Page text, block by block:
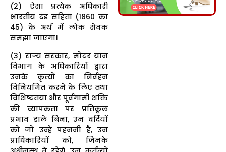
(2) ऐसा प्रत्येक अधिकारी
भारतीय दंड संहिता (1860 का
45) के अर्थ में लोक सेवक
समझा जाएगा।
(3) राज्य सरकार, मोटर यान
विभाग के अधिकारियों द्वारा
उनके कृत्यों का निर्वहन
विनियमित करने के लिए तथा
विशिष्टतया और पूर्वगामी शक्ति
की व्यापकता पर प्रतिकूल
प्रभाव डाले बिना, उन वर्दियों
को जो उन्हें पहननी है, उन
प्राधिकारियों को, जिनके